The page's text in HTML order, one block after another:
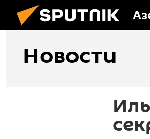
Новости